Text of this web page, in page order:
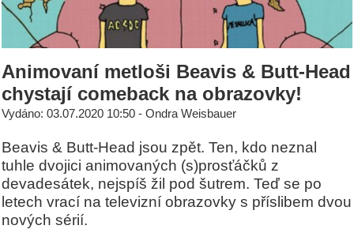
Animovaní metloši Beavis & Butt-Head
chystají comeback na obrazovky!
Vydáno: 03.07.2020 10:50 - Ondra Weisbauer
Beavis & Butt-Head jsou zpět. Ten, kdo neznal
tuhle dvojici animovaných (s)prosťáčků z
devadesátek, nejspíš žil pod šutrem. Teď se po
letech vrací na televizní obrazovky s příslibem dvou
nových sérií.